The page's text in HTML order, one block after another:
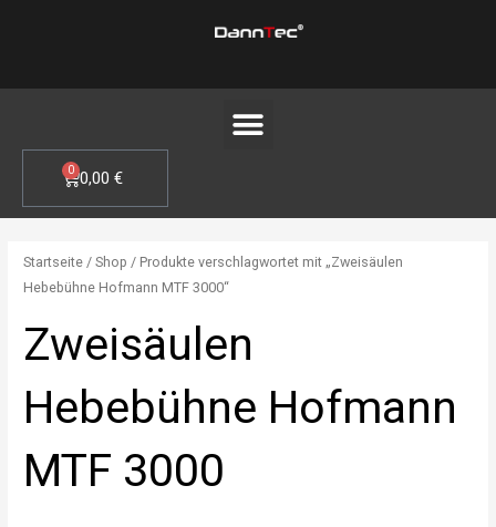
Menü
0,00 €
0 WARENKORB
Startseite /Shop / Produkte verschlagwortet mit „Zweisäulen
Hebebühne Hofmann MTF 3000“
Zweisäulen
Hebebühne Hofmann
MTF 3000